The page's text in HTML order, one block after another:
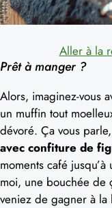
Aller à la
Prêt à manger ?
Alors, imaginez-vous
un muffin tout
dévoré. Ça vous
avec confiture de
moments café
moi, une bouchée de
veniez de gagner à la